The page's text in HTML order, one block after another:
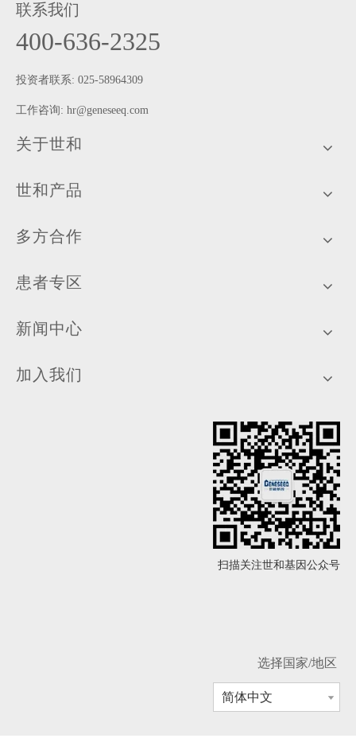
联系我们
400-636-2325
投资者联系: 025-58964309
工作咨询: hr@geneseeq.com
关于世和
世和产品
多方合作
患者专区
新闻中心
加入我们
扫描关注世和基因公众号
选择国家/地区
简体中文